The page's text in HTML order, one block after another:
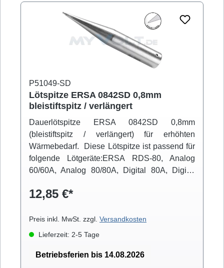
P51049-SD
Lötspitze ERSA 0842SD 0,8mm
bleistiftspitz / verlängert
Dauerlötspitze ERSA 0842SD 0,8mm
(bleistiftspitz / verlängert) für erhöhten
Wärmebedarf. Diese Lötspitze ist passend für
folgende Lötgeräte:ERSA RDS-80, Analog
60/60A, Analog 80/80A, Digital 80A, Digital
Con 60iA (mit Powertool), MS 6000, MS
80A (mit Ergotool)
12,85 €*
Preis inkl. MwSt. zzgl. Versandkosten
Lieferzeit: 2-5 Tage
Betriebsferien bis 14.08.2026